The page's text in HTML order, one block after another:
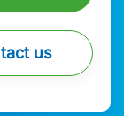
us